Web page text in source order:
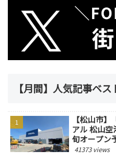
【月間】人気記事ベス
【松山市
アル 松山
旬オープン
41373 views